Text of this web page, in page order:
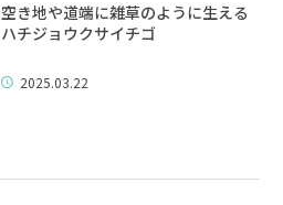
空き地や道端に雑草のように生える
ハチジョウクサイチゴ
2025.03.22